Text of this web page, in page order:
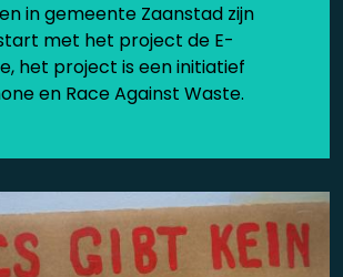
in gemeente Zaanstad zijn
met het project de E-
het project is een initiatief
en Race Against Waste.